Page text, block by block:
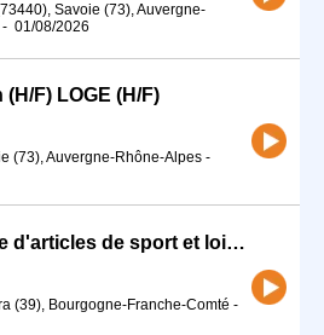
Savoie (73), Auvergne-
- 01/08/2026
F) LOGE (H/F)
(73), Auvergne-Rhône-Alpes -
Vendeur / Vendeuse d'articles de sport et loisirs (H/F)
(39), Bourgogne-Franche-Comté -